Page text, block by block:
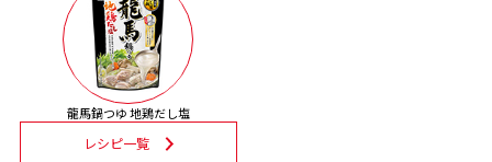
新鮮一番
龍馬鍋つゆ 地鶏だし塩
レシピ一覧